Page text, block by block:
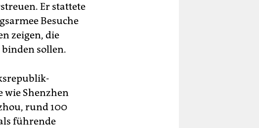
Er stattete
Besuche
zeigen, die
binden sollen.
wie Shenzhen
rund 100
führende